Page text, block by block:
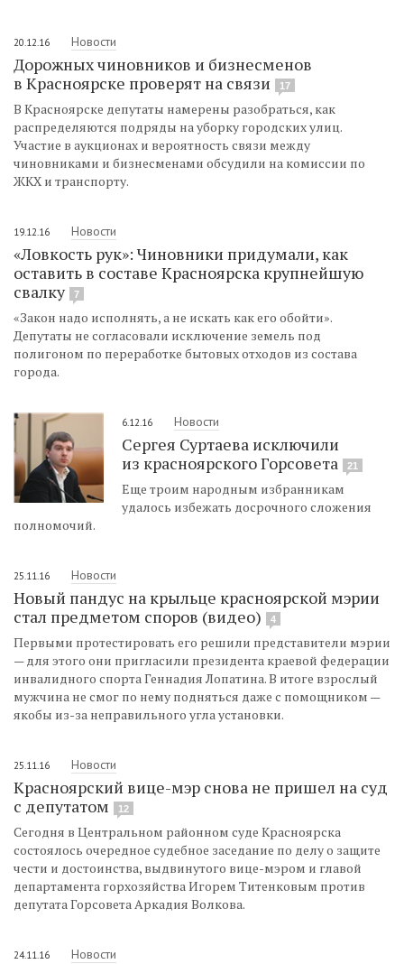
20.12.16 Новости
Дорожных чиновников и бизнесменов
в Красноярске проверят на связи
17
В Красноярске депутаты намерены разобраться, как
распределяются подряды на уборку городских улиц.
Участие в аукционах и вероятность связи между
чиновниками и бизнесменами обсудили на комиссии по
ЖКХ и транспорту.
19.12.16 Новости
«Ловкость рук»: Чиновники придумали, как
оставить в составе Красноярска крупнейшую
свалку
7
«Закон надо исполнять, а не искать как его обойти».
Депутаты не согласовали исключение земель под
полигоном по переработке бытовых отходов из состава
города.
6.12.16 Новости
Сергея Суртаева исключили
из красноярского Горсовета
21
Еще троим народным избранникам
удалось избежать досрочного сложения
полномочий.
25.11.16 Новости
Новый пандус на крыльце красноярской мэрии
стал предметом споров (видео)
4
Первыми протестировать его решили представители мэрии
— для этого они пригласили президента краевой федерации
инвалидного спорта Геннадия Лопатина. В итоге взрослый
мужчина не смог по нему подняться даже с помощником —
якобы из-за неправильного угла установки.
25.11.16 Новости
Красноярский вице-мэр снова не пришел на суд
с депутатом
12
Сегодня в Центральном районном суде Красноярска
состоялось очередное судебное заседание по делу о защите
чести и достоинства, выдвинутого вице-мэром и главой
департамента горхозяйства Игорем Титенковым против
депутата Горсовета Аркадия Волкова.
24.11.16 Новости